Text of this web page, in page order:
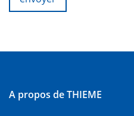
A propos de THIEME